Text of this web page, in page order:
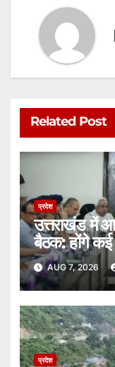
Related Post
प्रदेश
उत्तराखंड में
बैठक: होंगे
AUG 7, 2026
प्रदेश